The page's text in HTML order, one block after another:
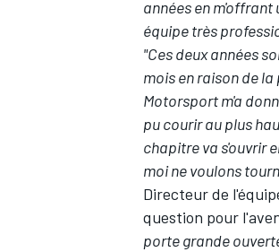
années en
équipe très
"Ces deux années
mois en raison de
Motorsport m'a
pu courir au plus
chapitre va s'ouvrir
moi ne voulons
Directeur de
question pour
porte grande